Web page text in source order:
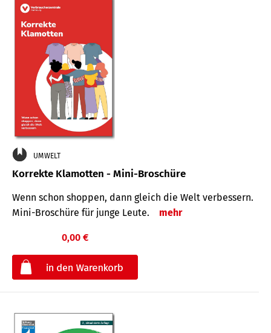
UMWELT
Korrekte Klamotten - Mini-Broschüre
Wenn schon shoppen, dann gleich die Welt verbessern.
Mini-Broschüre für junge Leute.
mehr
0,00 €